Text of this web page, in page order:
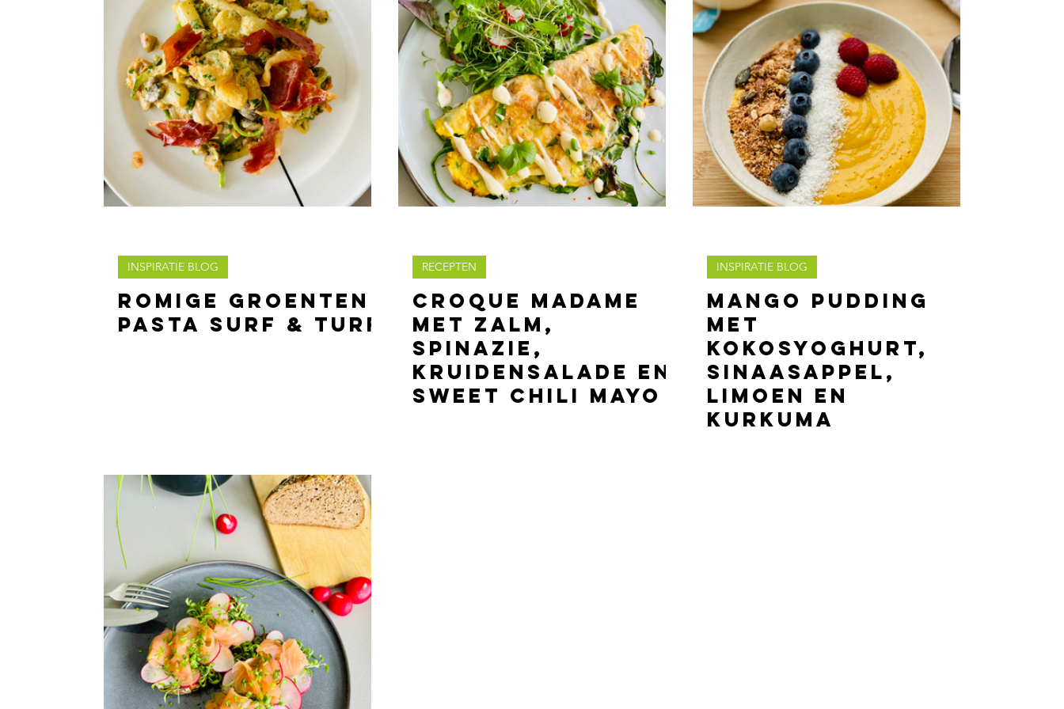
Romige groenten
pasta surf & turf
INSPIRATIE BLOG
Croque madame
met zalm,
spinazie,
kruidensalade en
sweet chili mayo
RECEPTEN
Mango pudding
met
kokosyoghurt,
sinaasappel,
limoen en
kurkuma
INSPIRATIE BLOG